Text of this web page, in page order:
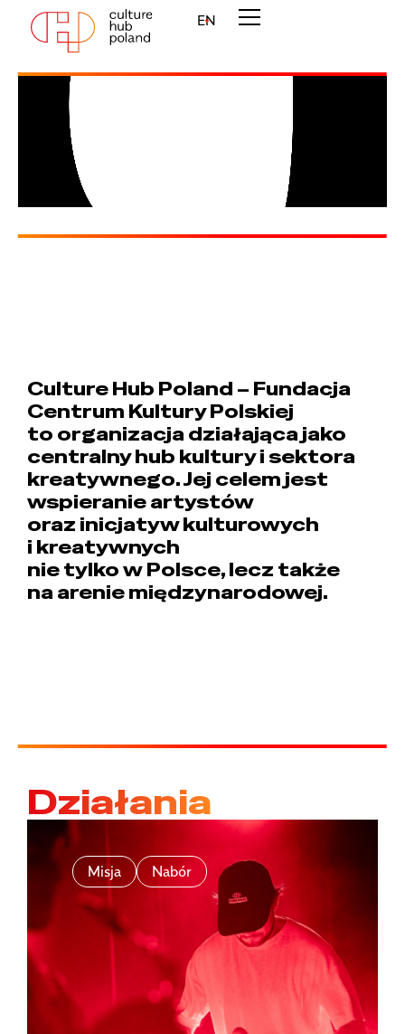
EN
Culture Hub Poland – Fundacja
Centrum Kultury Polskiej
to organizacja działająca jako
centralny hub kultury i sektora
kreatywnego. Jej celem jest
wspieranie artystów
oraz inicjatyw kulturowych
i kreatywnych
nie tylko w Polsce, lecz także
na arenie międzynarodowej.
Działania
Misja Nabór